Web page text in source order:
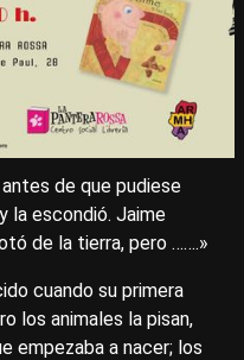
de que pudiese
la escondió. Jaime
de la tierra, pero …….»
cuando su primera
los animales la pisan,
empezaba a nacer; los